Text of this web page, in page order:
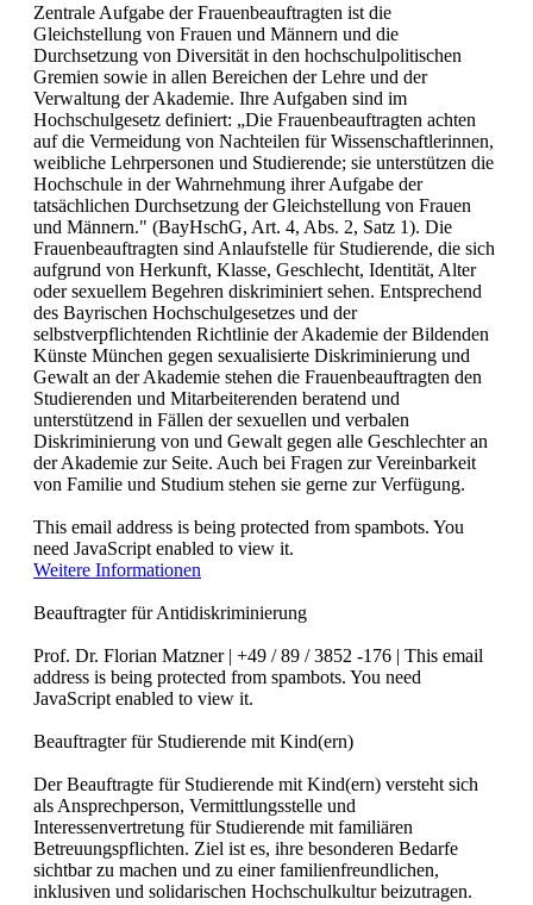
Zentrale Aufgabe der Frauenbeauftragten ist die
Gleichstellung von Frauen und Männern und die
Durchsetzung von Diversität in den hochschulpolitischen
Gremien sowie in allen Bereichen der Lehre und der
Verwaltung der Akademie. Ihre Aufgaben sind im
Hochschulgesetz definiert: „Die Frauenbeauftragten achten
auf die Vermeidung von Nachteilen für Wissenschaftlerinnen,
weibliche Lehrpersonen und Studierende; sie unterstützen die
Hochschule in der Wahrnehmung ihrer Aufgabe der
tatsächlichen Durchsetzung der Gleichstellung von Frauen
und Männern." (BayHschG, Art. 4, Abs. 2, Satz 1). Die
Frauenbeauftragten sind Anlaufstelle für Studierende, die sich
aufgrund von Herkunft, Klasse, Geschlecht, Identität, Alter
oder sexuellem Begehren diskriminiert sehen. Entsprechend
des Bayrischen Hochschulgesetzes und der
selbstverpflichtenden Richtlinie der Akademie der Bildenden
Künste München gegen sexualisierte Diskriminierung und
Gewalt an der Akademie stehen die Frauenbeauftragten den
Studierenden und Mitarbeiterenden beratend und
unterstützend in Fällen der sexuellen und verbalen
Diskriminierung von und Gewalt gegen alle Geschlechter an
der Akademie zur Seite. Auch bei Fragen zur Vereinbarkeit
von Familie und Studium stehen sie gerne zur Verfügung.
This email address is being protected from spambots. You
need JavaScript enabled to view it.
Weitere Informationen
Beauftragter für Antidiskriminierung
Prof. Dr. Florian Matzner | +49 / 89 / 3852 -176 | This email
address is being protected from spambots. You need
JavaScript enabled to view it.
Beauftragter für Studierende mit Kind(ern)
Der Beauftragte für Studierende mit Kind(ern) versteht sich
als Ansprechperson, Vermittlungsstelle und
Interessenvertretung für Studierende mit familiären
Betreuungspflichten. Ziel ist es, ihre besonderen Bedarfe
sichtbar zu machen und zu einer familienfreundlichen,
inklusiven und solidarischen Hochschulkultur beizutragen.